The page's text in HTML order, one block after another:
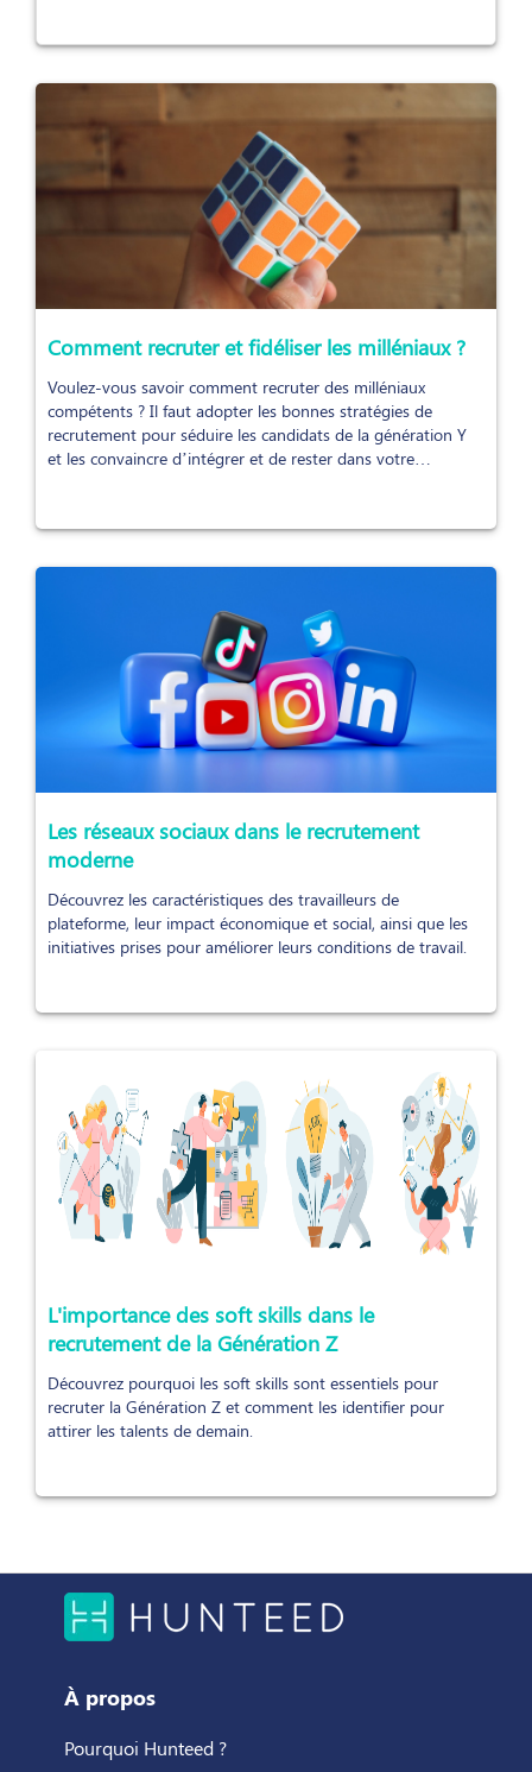
Comment recruter et fidéliser les milléniaux ?
Voulez-vous savoir comment recruter des milléniaux
compétents ? Il faut adopter les bonnes stratégies de
recrutement pour séduire les candidats de la génération Y
et les convaincre d’intégrer et de rester dans votre
Les réseaux sociaux dans le recrutement
moderne
Découvrez les caractéristiques des travailleurs de
plateforme, leur impact économique et social, ainsi que les
initiatives prises pour améliorer leurs conditions de travail.
L'importance des soft skills dans le
recrutement de la Génération Z
Découvrez pourquoi les soft skills sont essentiels pour
recruter la Génération Z et comment les identifier pour
attirer les talents de demain.
À propos
Pourquoi Hunteed ?